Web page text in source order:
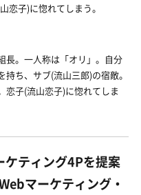
恋子)に惚れてしまう。
長。一人称は「オリ」。自分
ち、サブ(流山三郎)の宿敵。
恋子(流山恋子)に惚れてしま
ケティング4Pを提案
マーケティング・